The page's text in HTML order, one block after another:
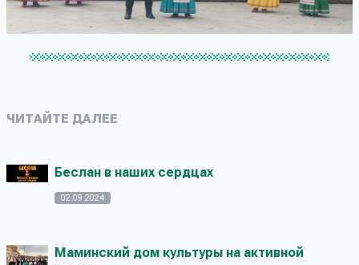
ЧИТАЙТЕ ДАЛЕЕ
Беслан в наших сердцах
02.09.2024
Маминский дом культуры на активной